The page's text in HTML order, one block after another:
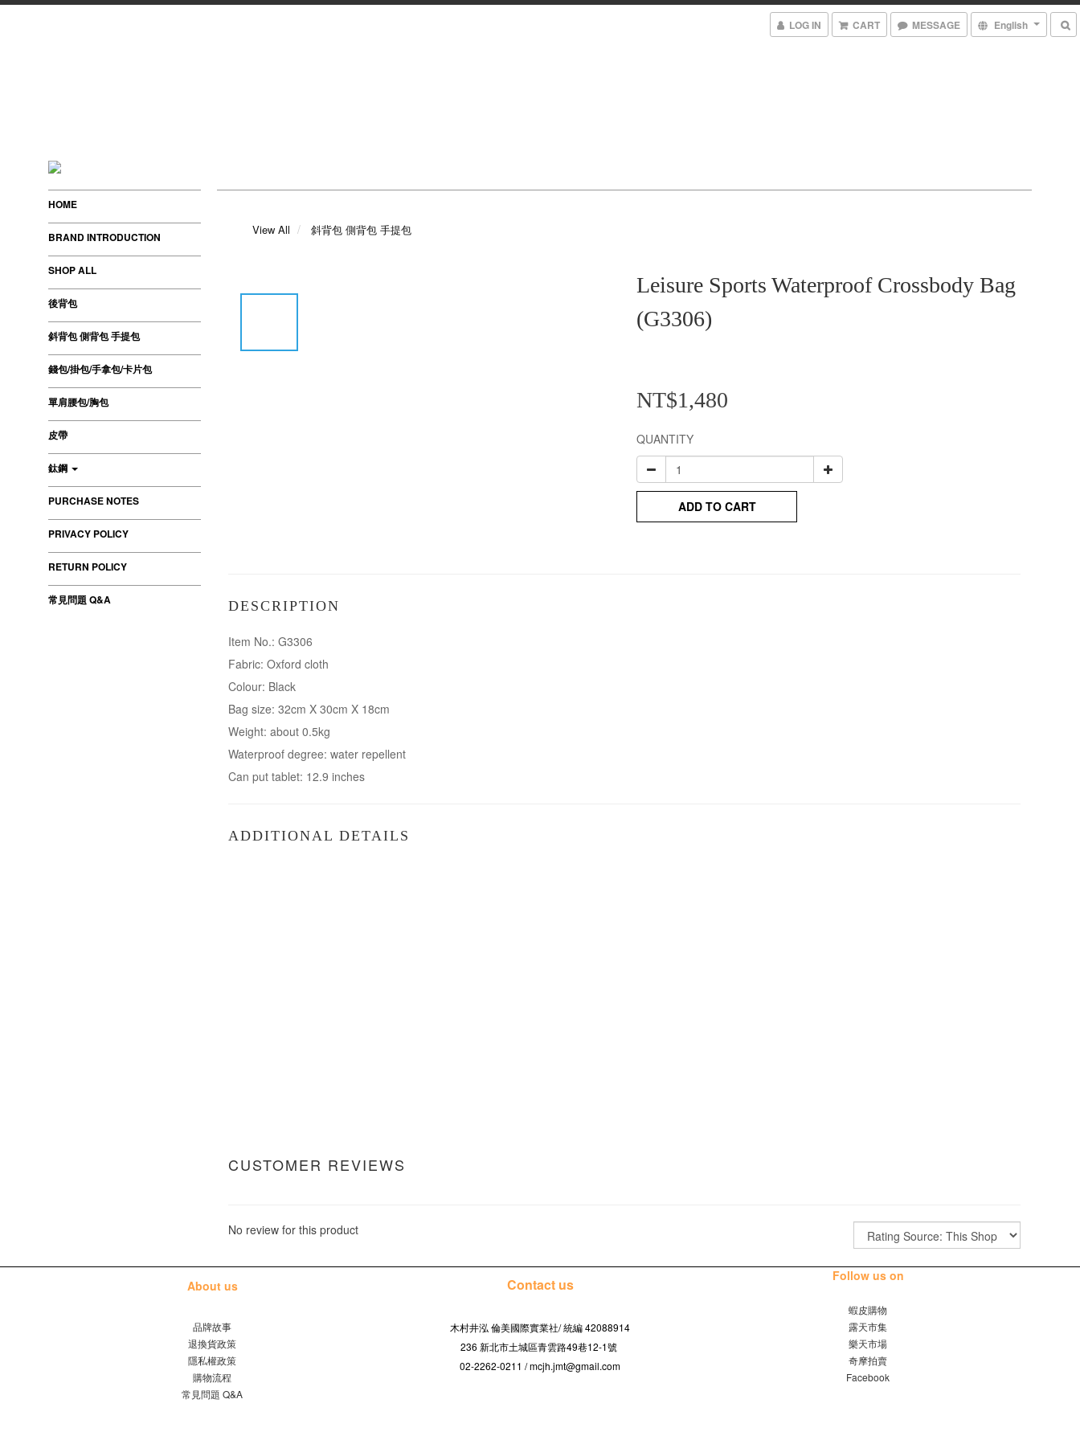
LOG IN CART MESSAGE English
HOME
BRAND INTRODUCTION
SHOP ALL
後背包
斜背包 側背包 手提包
錢包/掛包/手拿包/卡片包
單肩腰包/胸包
皮帶
鈦鋼
PURCHASE NOTES
PRIVACY POLICY
RETURN POLICY
常見問題 Q&A
View All 斜背包 側背包 手提包
Leisure Sports Waterproof Crossbody Bag
(G3306)
NT$1,480
QUANTITY
ADD TO CART
DESCRIPTION
Item No.: G3306
Fabric: Oxford cloth
Colour: Black
Bag size: 32cm X 30cm X 18cm
Weight: about 0.5kg
Waterproof degree: water repellent
Can put tablet: 12.9 inches
ADDITIONAL DETAILS
CUSTOMER REVIEWS
No review for this product
About us
品牌故事
退換貨政策
隱私權政策
購物流程
常見問題 Q&A
Contact us
木村井泓 倫美國際實業社/統編 42088914
236 新北市土城區青雲路49巷12-1號
02-2262-0211 / mcjh.jmt@gmail.com
Follow us on
蝦皮購物
露天市集
樂天市場
奇摩拍賣
Facebook